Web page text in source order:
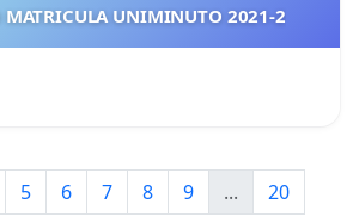
DESCUENTO MATRICULA UNIMINUTO 2021-2
5 6 7 8 9 ...
20